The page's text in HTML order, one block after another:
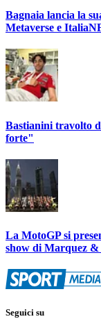
Bagnaia lancia la
Metaverse e
Bastianini travolto
forte"
La MotoGP si
show di Marquez &
Seguici su